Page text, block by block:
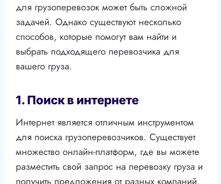
для грузоперевозок может быть сложной
задачей. Однако существуют несколько
способов, которые помогут вам найти и
выбрать подходящего перевозчика для
вашего груза.
1. Поиск в интернете
Интернет является отличным инструментом
для поиска грузоперевозчиков. Существует
множество онлайн-платформ, где вы можете
разместить свой запрос на перевозку груза и